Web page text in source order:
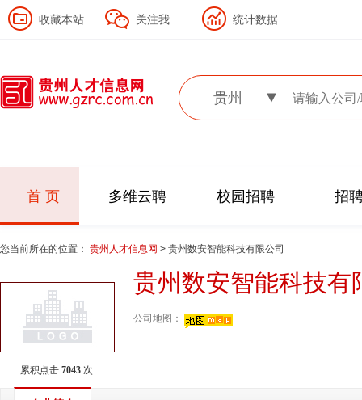
收藏本站 关注我 统计数据
贵州
首 页 多维云聘 校园招聘 招
您当前所在的位置： 贵州人才信息网 > 贵州数安智能科技有限公司
累积点击 7043 次
贵州数安智能科技有
公司地图：